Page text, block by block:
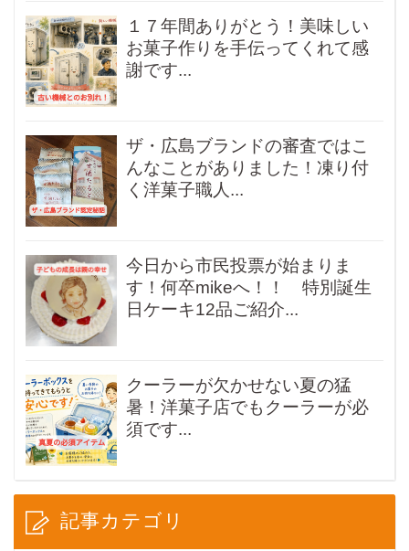
１７年間ありがとう！美味しい
お菓子作りを手伝ってくれて感
謝です...
ザ・広島ブランドの審査ではこ
んなことがありました！凍り付
く洋菓子職人...
今日から市民投票が始まりま
す！何卒mikeへ！！ 特別誕生
日ケーキ12品ご紹介...
クーラーが欠かせない夏の猛
暑！洋菓子店でもクーラーが必
須です...
記事カテゴリ